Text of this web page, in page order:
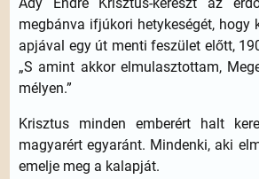
megbánva ifjúkori hetykeségét, hogy
apjával egy út menti feszület előtt,
„S amint akkor elmulasztottam,
mélyen.”
Krisztus minden emberért halt
magyarért egyaránt. Mindenki, aki
emelje meg a kalapját.